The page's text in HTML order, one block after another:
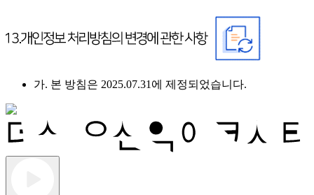
가. 본 방침은 2025.07.31에 제정되었습니다.